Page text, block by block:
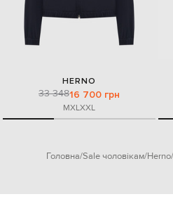
HERNO
33 34816 700 грн
MXLXXL
Головна Sale чоловікам Herno